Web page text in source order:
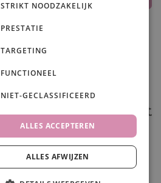
In winkelwagen
STRIKT NOODZAKELIJK
PRESTATIE
TARGETING
FUNCTIONEEL
NIET-GECLASSIFICEERD
ALLES ACCEPTEREN
ALLES AFWIJZEN